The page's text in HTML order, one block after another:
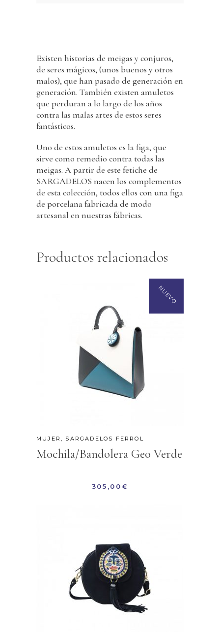
Existen historias de meigas y conjuros,
de seres mágicos, (unos buenos y otros
malos), que han pasado de generación en
generación. También existen amuletos
que perduran a lo largo de los años
contra las malas artes de estos seres
fantásticos.
Uno de estos amuletos es la figa, que
sirve como remedio contra todas las
meigas. A partir de este fetiche de
SARGADELOS nacen los complementos
de esta colección, todos ellos con una figa
de porcelana fabricada de modo
artesanal en nuestras fábricas.
Productos relacionados
NUEVO
MUJER , SARGADELOS FERROL
Mochila/Bandolera Geo Verde
305,00€